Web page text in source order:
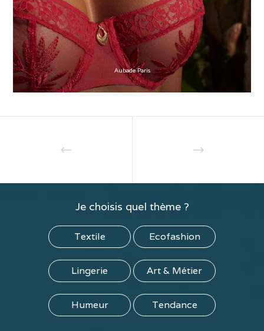
Aubade Paris
Je choisis quel thème ?
Textile Ecofashion
Lingerie Art & Métier
Humeur Tendance